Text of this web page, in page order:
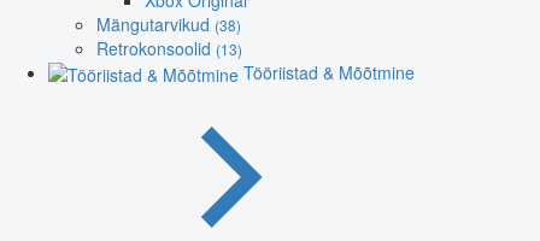
Mängutarvikud (38)
Retrokonsoolid (13)
Tööriistad & Mõõtmine